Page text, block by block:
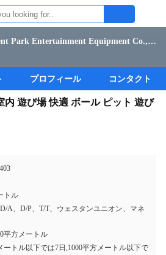
Guangzhou Didi Amusement Park Entertainment Equipment Co., Ltd.
プロフィール コンタクト
内 遊び場 快適 ボール ピット 遊び
トル
A、D/P、T/T、ウェスタンユニオン、マネ
平方メートル
ートル以下では7日,1000平方メートル以下で